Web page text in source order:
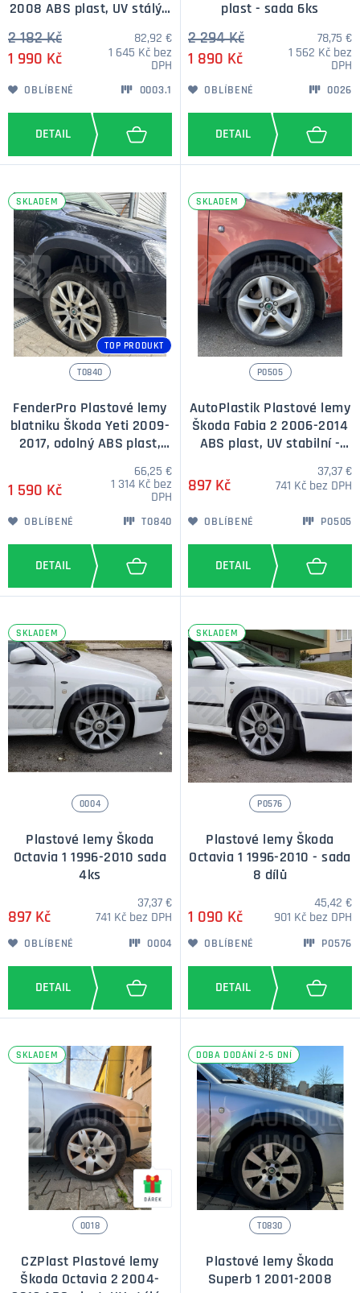
2008 ABS plast, UV stálý -
2 182 Kč
1 990 Kč
82,92 €
1 645 Kč bez
DPH
OBLÍBENÉ 0003.1
plast - sada 6ks
2 294 Kč
1 890 Kč
78,75 €
1 562 Kč bez
DPH
OBLÍBENÉ 0026
SKLADEM
TOP PRODUKT
T0840
FenderPro Plastové lemy
blatniku Škoda Yeti 2009-
2017, odolný ABS plast,
1 590 Kč
66,25 €
1 314 Kč bez
DPH
OBLÍBENÉ T0840
SKLADEM
P0505
AutoPlastik Plastové lemy
Škoda Fabia 2 2006-2014
ABS plast, UV stabilní -
897 Kč
37,37 €
741 Kč bez DPH
OBLÍBENÉ P0505
SKLADEM
0004
Plastové lemy Škoda
Octavia 1 1996-2010 sada
4ks
897 Kč
37,37 €
741 Kč bez DPH
OBLÍBENÉ 0004
SKLADEM
P0576
Plastové lemy Škoda
Octavia 1 1996-2010 - sada
8 dílů
1 090 Kč
45,42 €
901 Kč bez DPH
OBLÍBENÉ P0576
SKLADEM
0018
CZPlast Plastové lemy
Škoda Octavia 2 2004-
DOBA DODÁNÍ 2-5 DNÍ
T0830
Plastové lemy Škoda
Superb 1 2001-2008